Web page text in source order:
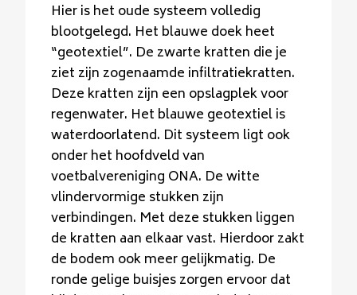
Hier is het oude systeem volledig
blootgelegd. Het blauwe doek heet
“geotextiel”. De zwarte kratten die je
ziet zijn zogenaamde infiltratiekratten.
Deze kratten zijn een opslagplek voor
regenwater. Het blauwe geotextiel is
waterdoorlatend. Dit systeem ligt ook
onder het hoofdveld van
voetbalvereniging ONA. De witte
vlindervormige stukken zijn
verbindingen. Met deze stukken liggen
de kratten aan elkaar vast. Hierdoor zakt
de bodem ook meer gelijkmatig. De
ronde gelige buisjes zorgen ervoor dat